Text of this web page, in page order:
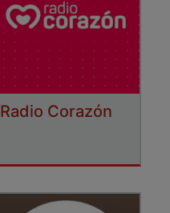
Radio Corazón